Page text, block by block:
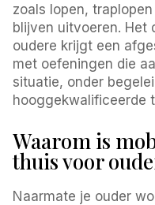
zoals lopen,
blijven uitvoeren. Het
oudere krijgt een
met oefeningen die
situatie, onder
hooggekwalificeerde
Waarom is
thuis voor
Naarmate je ouder